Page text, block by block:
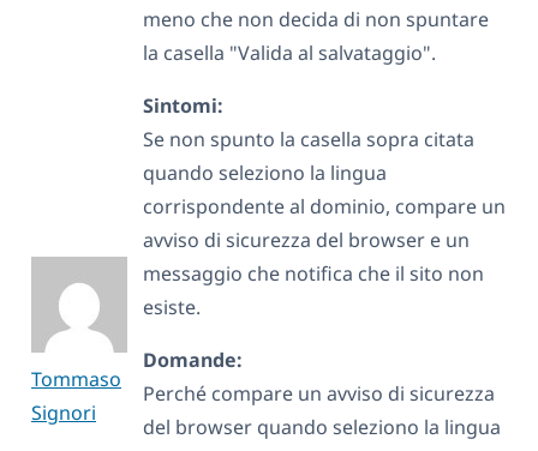
Tommaso
Signori
meno che non decida di non spuntare
la casella "Valida al salvataggio".
Sintomi:
Se non spunto la casella sopra citata
quando seleziono la lingua
corrispondente al dominio, compare un
avviso di sicurezza del browser e un
messaggio che notifica che il sito non
esiste.
Domande:
Perché compare un avviso di sicurezza
del browser quando seleziono la lingua